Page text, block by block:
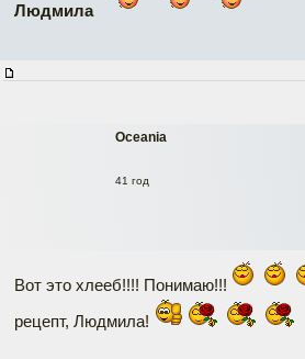
Людмила
Oceania
41 год
Вот это хлееб!!!! Понимаю!!!
рецепт, Людмила!